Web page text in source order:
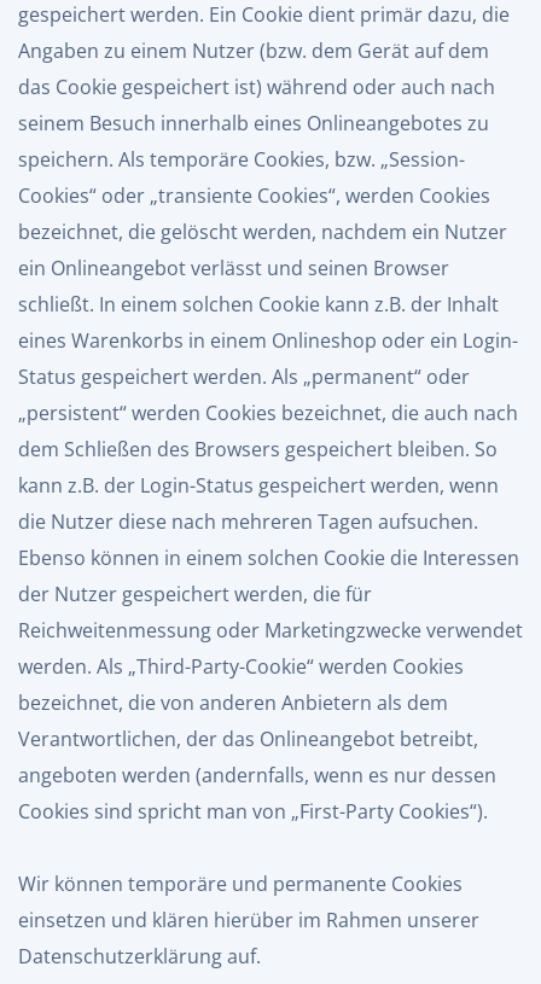
gespeichert werden. Ein Cookie dient primär dazu, die
Angaben zu einem Nutzer (bzw. dem Gerät auf dem
das Cookie gespeichert ist) während oder auch nach
seinem Besuch innerhalb eines Onlineangebotes zu
speichern. Als temporäre Cookies, bzw. „Session-
Cookies“ oder „transiente Cookies“, werden Cookies
bezeichnet, die gelöscht werden, nachdem ein Nutzer
ein Onlineangebot verlässt und seinen Browser
schließt. In einem solchen Cookie kann z.B. der Inhalt
eines Warenkorbs in einem Onlineshop oder ein Login-
Status gespeichert werden. Als „permanent“ oder
„persistent“ werden Cookies bezeichnet, die auch nach
dem Schließen des Browsers gespeichert bleiben. So
kann z.B. der Login-Status gespeichert werden, wenn
die Nutzer diese nach mehreren Tagen aufsuchen.
Ebenso können in einem solchen Cookie die Interessen
der Nutzer gespeichert werden, die für
Reichweitenmessung oder Marketingzwecke verwendet
werden. Als „Third-Party-Cookie“ werden Cookies
bezeichnet, die von anderen Anbietern als dem
Verantwortlichen, der das Onlineangebot betreibt,
angeboten werden (andernfalls, wenn es nur dessen
Cookies sind spricht man von „First-Party Cookies“).
Wir können temporäre und permanente Cookies
einsetzen und klären hierüber im Rahmen unserer
Datenschutzerklärung auf.